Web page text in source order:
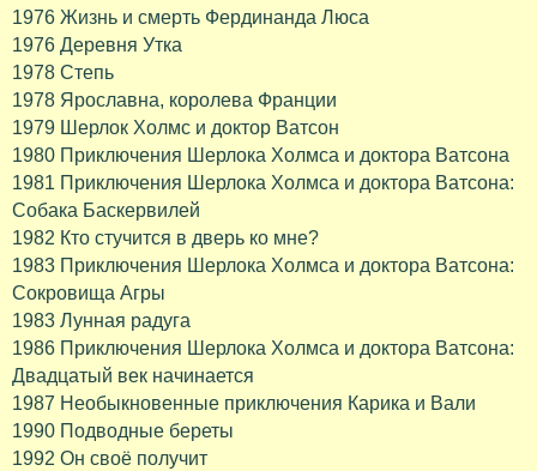
1976 Жизнь и смерть Фердинанда Люса
1976 Деревня Утка
1978 Степь
1978 Ярославна, королева Франции
1979 Шерлок Холмс и доктор Ватсон
1980 Приключения Шерлока Холмса и доктора Ватсона
1981 Приключения Шерлока Холмса и доктора Ватсона:
Собака Баскервилей
1982 Кто стучится в дверь ко мне?
1983 Приключения Шерлока Холмса и доктора Ватсона:
Сокровища Агры
1983 Лунная радуга
1986 Приключения Шерлока Холмса и доктора Ватсона:
Двадцатый век начинается
1987 Необыкновенные приключения Карика и Вали
1990 Подводные береты
1992 Он своё получит